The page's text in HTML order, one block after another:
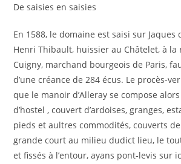
De saisies en saisies
En 1588, le domaine est saisi sur Jaques
Henri Thibault, huissier au Châtelet, à la
Cuigny, marchand bourgeois de Paris,
d’une créance de 284 écus. Le procès-
que le manoir d’Alleray se compose alors
d’hostel , couvert d’ardoises, granges,
pieds et aultres commodités, couverts
grande court au milieu dudict lieu, le
et fissés à l’entour, ayans pont-levis sur